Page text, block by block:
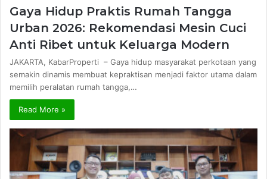
Gaya Hidup Praktis Rumah Tangga
Urban 2026: Rekomendasi Mesin Cuci
Anti Ribet untuk Keluarga Modern
JAKARTA, KabarProperti – Gaya hidup masyarakat perkotaan yang
semakin dinamis membuat kepraktisan menjadi faktor utama dalam
memilih peralatan rumah tangga,…
Read More »